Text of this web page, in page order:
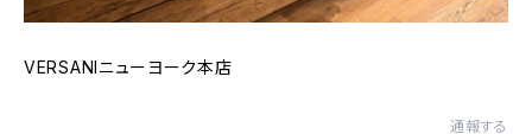
VERSANIニューヨーク本店
通報する